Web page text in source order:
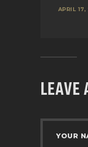
APRIL 17,
LEAVE